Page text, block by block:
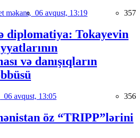
məkanı, 06 avqust, 13:19 357
diplomatiya: Tokayevin
və danışıqların
06 avqust, 13:05 356
öz “TRIPP”lərini